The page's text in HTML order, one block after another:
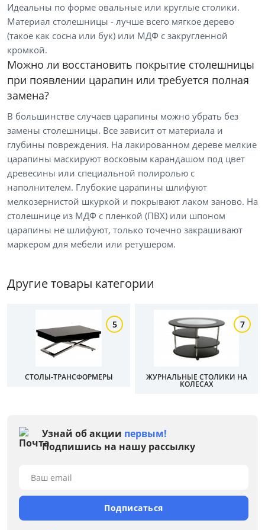
Тип товара
Туалетные столики
Журнальные столики
Столы обеденные
Цена
от до
Цвет
Белый
Зеленый
Серый
Коричневый
Желтый
от до
Глубина, см
Идеальны по форме овальные или круглые столики.
Материал столешницы - лучше всего мягкое дерево
(такое как сосна или бук) или МДФ с закругленной
кромкой.
Можно ли восстановить покрытие столешницы
при появлении царапин или требуется полная
замена?
В большинстве случаев царапины можно убрать без
замены столешницы. Все зависит от материала и
глубины повреждения. На лакированном дереве мелкие
царапины маскируют восковым карандашом под цвет
древесины или специальной полиролью с
наполнителем. Глубокие царапины шлифуют
мелкозернистой шкуркой и покрывают лаком заново. На
столешнице из МДФ с пленкой (ПВХ) или шпоном
царапины не шлифуют, только точечно закрашивают
маркером для мебели или ретушером.
Другие товары категории
5
СТОЛЫ-ТРАНСФОРМЕРЫ
7
ЖУРНАЛЬНЫЕ СТОЛИКИ НА
КОЛЕСАХ
Узнай об акции первым!
Подпишись на нашу рассылку
Ваш email
Подписаться